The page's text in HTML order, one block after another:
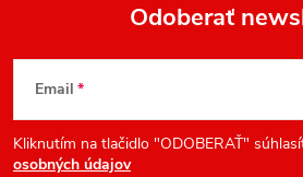
Odoberať
Email
Kliknutím na tlačidlo "ODOBERAŤ"
osobných údajov